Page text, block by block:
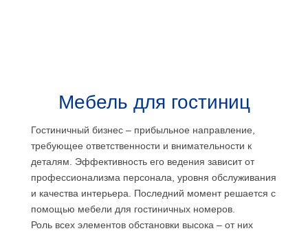
Мебель для гостиниц
Гостиничный бизнес – прибыльное направление,
требующее ответственности и внимательности к
деталям. Эффективность его ведения зависит от
профессионализма персонала, уровня обслуживания
и качества интерьера. Последний момент решается с
помощью мебели для гостиничных номеров.
Роль всех элементов обстановки высока – от них